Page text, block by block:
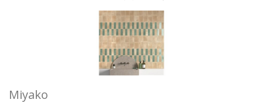
Miyako